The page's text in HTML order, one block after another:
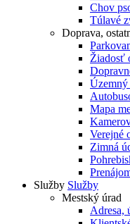
Chov
Túlavé
Doprava,
Žiadosť
Územný
Mapa
Verejné
Zimná
Služby Služby
Mestský úrad
Adresa,